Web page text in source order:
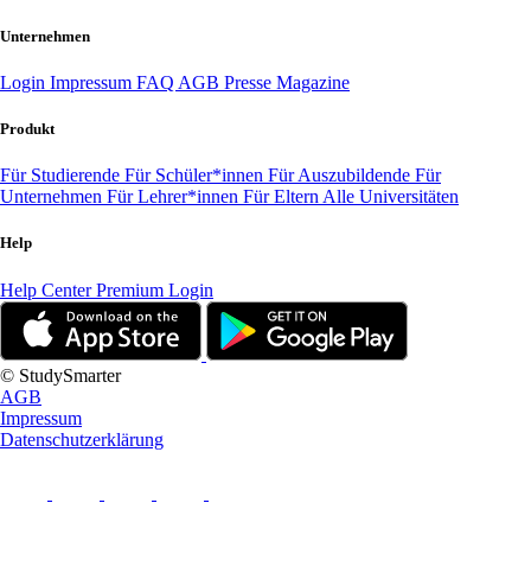
Unternehmen
Login Impressum FAQ AGB Presse Magazine
Produkt
Für Studierende Für Schüler*innen Für Auszubildende Für
Unternehmen Für Lehrer*innen Für Eltern Alle Universitäten
Help
Help CenterPremium Login
© StudySmarter
AGB
Impressum
Datenschutzerklärung